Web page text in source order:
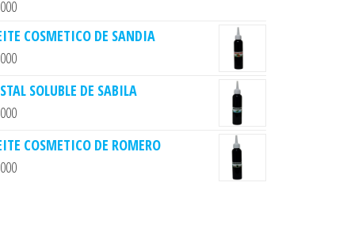
COSMETICO DE SANDIA
SOLUBLE DE SABILA
COSMETICO DE ROMERO